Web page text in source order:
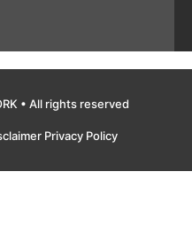
• All rights reserved
Privacy Policy